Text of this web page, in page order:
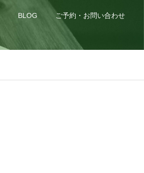
BLOG ご予約・お問い合わせ